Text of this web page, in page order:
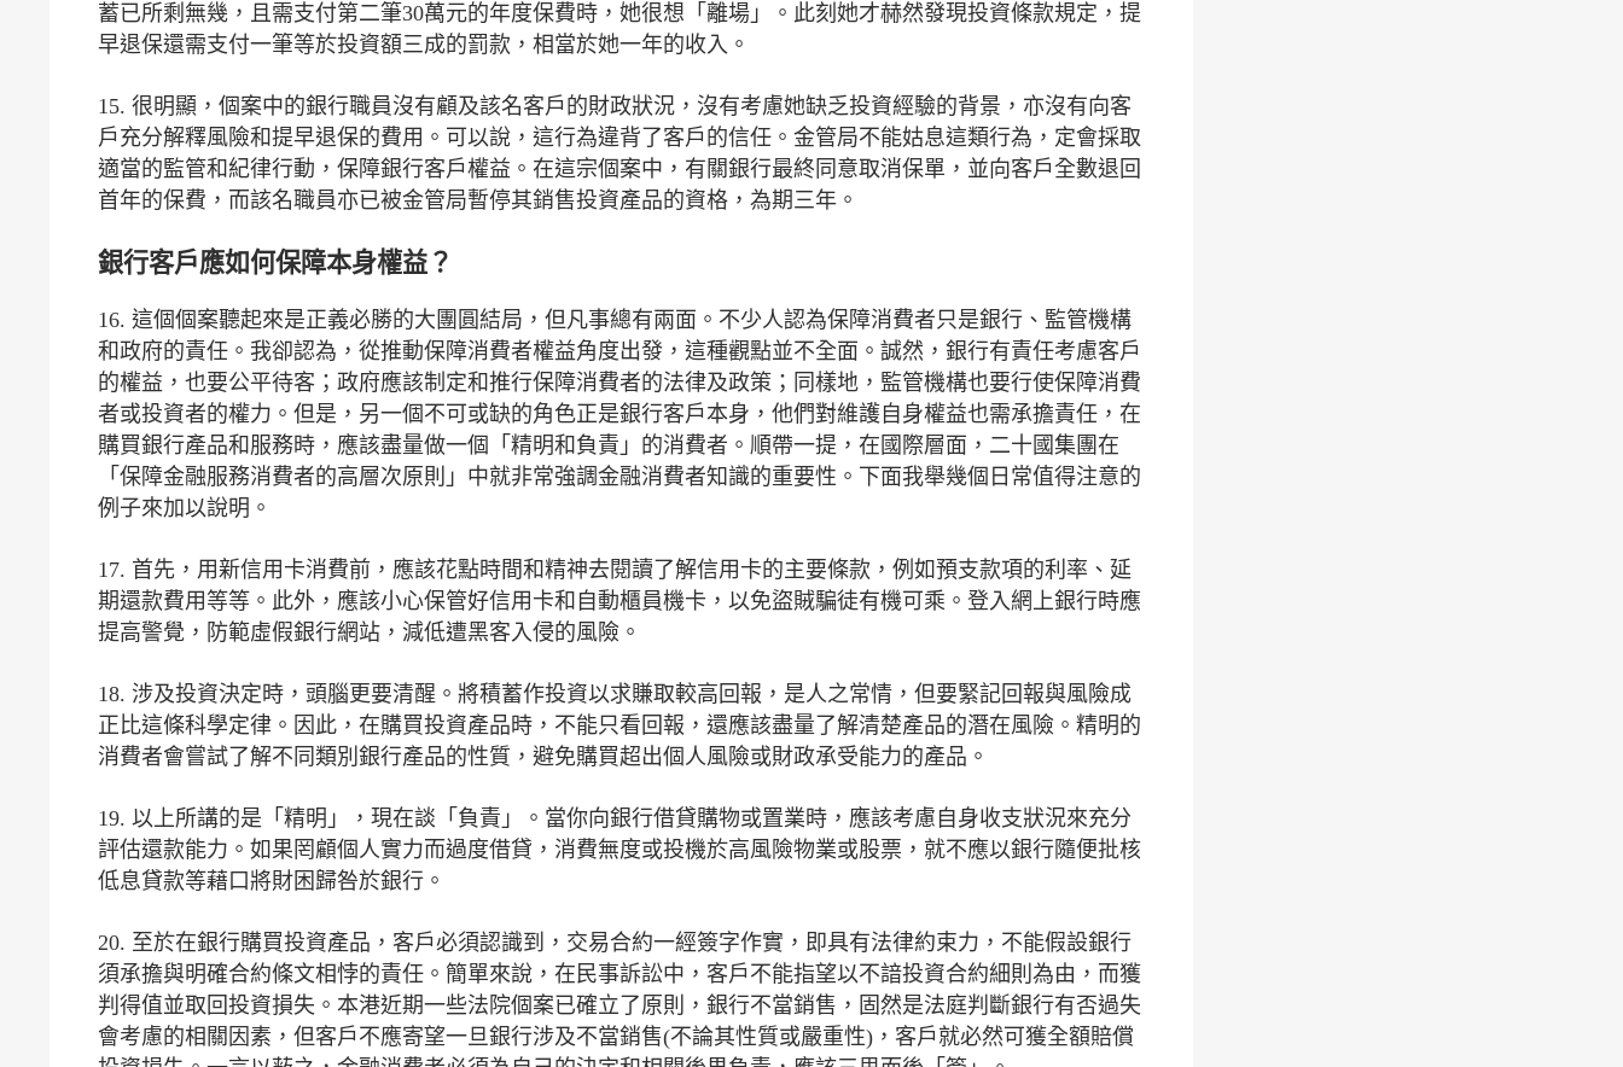
蓄已所剩無幾，且需支付第二筆30萬元的年度保費時，她很想「離場」。此刻她才赫然發現投資條款規定，提
早退保還需支付一筆等於投資額三成的罰款，相當於她一年的收入。
15. 很明顯，個案中的銀行職員沒有顧及該名客戶的財政狀況，沒有考慮她缺乏投資經驗的背景，亦沒有向客
戶充分解釋風險和提早退保的費用。可以說，這行為違背了客戶的信任。金管局不能姑息這類行為，定會採取
適當的監管和紀律行動，保障銀行客戶權益。在這宗個案中，有關銀行最終同意取消保單，並向客戶全數退回
首年的保費，而該名職員亦已被金管局暫停其銷售投資產品的資格，為期三年。
銀行客戶應如何保障本身權益？
16. 這個個案聽起來是正義必勝的大團圓結局，但凡事總有兩面。不少人認為保障消費者只是銀行、監管機構
和政府的責任。我卻認為，從推動保障消費者權益角度出發，這種觀點並不全面。誠然，銀行有責任考慮客戶
的權益，也要公平待客；政府應該制定和推行保障消費者的法律及政策；同樣地，監管機構也要行使保障消費
者或投資者的權力。但是，另一個不可或缺的角色正是銀行客戶本身，他們對維護自身權益也需承擔責任，在
購買銀行產品和服務時，應該盡量做一個「精明和負責」的消費者。順帶一提，在國際層面，二十國集團在
「保障金融服務消費者的高層次原則」中就非常強調金融消費者知識的重要性。下面我舉幾個日常值得注意的
例子來加以說明。
17. 首先，用新信用卡消費前，應該花點時間和精神去閱讀了解信用卡的主要條款，例如預支款項的利率、延
期還款費用等等。此外，應該小心保管好信用卡和自動櫃員機卡，以免盜賊騙徒有機可乘。登入網上銀行時應
提高警覺，防範虛假銀行網站，減低遭黑客入侵的風險。
18. 涉及投資決定時，頭腦更要清醒。將積蓄作投資以求賺取較高回報，是人之常情，但要緊記回報與風險成
正比這條科學定律。因此，在購買投資產品時，不能只看回報，還應該盡量了解清楚產品的潛在風險。精明的
消費者會嘗試了解不同類別銀行產品的性質，避免購買超出個人風險或財政承受能力的產品。
19. 以上所講的是「精明」，現在談「負責」。當你向銀行借貸購物或置業時，應該考慮自身收支狀況來充分
評估還款能力。如果罔顧個人實力而過度借貸，消費無度或投機於高風險物業或股票，就不應以銀行隨便批核
低息貸款等藉口將財困歸咎於銀行。
20. 至於在銀行購買投資產品，客戶必須認識到，交易合約一經簽字作實，即具有法律約束力，不能假設銀行
須承擔與明確合約條文相悖的責任。簡單來說，在民事訴訟中，客戶不能指望以不諳投資合約細則為由，而獲
判得值並取回投資損失。本港近期一些法院個案已確立了原則，銀行不當銷售，固然是法庭判斷銀行有否過失
會考慮的相關因素，但客戶不應寄望一旦銀行涉及不當銷售(不論其性質或嚴重性)，客戶就必然可獲全額賠償